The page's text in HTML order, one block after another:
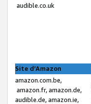
audible.co.uk
Site d’Amazon
amazon.com.be,
amazon.fr, amazon.de,
audible.de, amazon.ie,